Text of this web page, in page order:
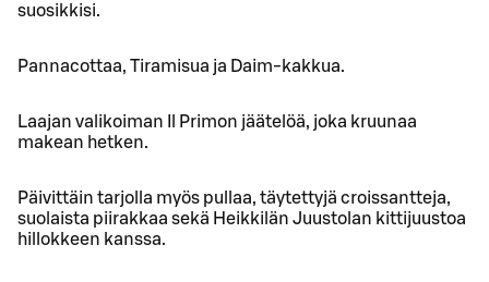
suosikkisi.
Pannacottaa, Tiramisua ja Daim-kakkua.
Laajan valikoiman Il Primon jäätelöä, joka kruunaa
makean hetken.
Päivittäin tarjolla myös pullaa, täytettyjä croissantteja,
suolaista piirakkaa sekä Heikkilän Juustolan kittijuustoa
hillokkeen kanssa.